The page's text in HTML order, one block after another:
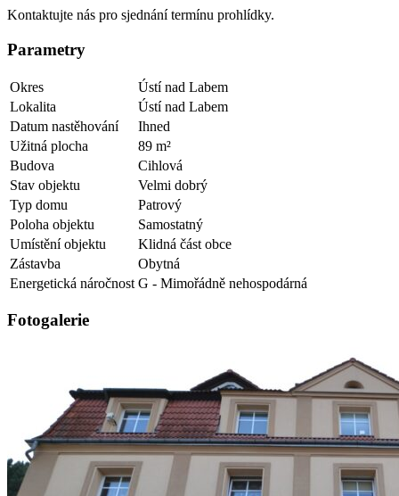
Kontaktujte nás pro sjednání termínu prohlídky.
Parametry
Okres
Ústí nad Labem
Lokalita
Ústí nad Labem
Datum nastěhování
Ihned
Užitná plocha
89 m²
Budova
Cihlová
Stav objektu
Velmi dobrý
Typ domu
Patrový
Poloha objektu
Samostatný
Umístění objektu
Klidná část obce
Zástavba
Obytná
Energetická náročnost G - Mimořádně nehospodárná
Fotogalerie